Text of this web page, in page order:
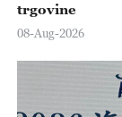
trgovine
08-Aug-2026